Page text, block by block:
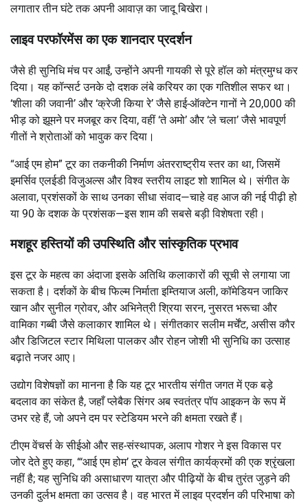
लगातार तीन घंटे तक अपनी आवाज़ का जादू बिखेरा।
लाइव परफॉरमेंस का एक शानदार प्रदर्शन
जैसे ही सुनिधि मंच पर आईं, उन्होंने अपनी गायकी से पूरे हॉल को मंत्रमुग्ध कर
दिया। यह कॉन्सर्ट उनके दो दशक लंबे करियर का एक गतिशील सफर था।
‘शीला की जवानी’ और ‘क्रेजी किया रे’ जैसे हाई-ऑक्टेन गानों ने 20,000 की
भीड़ को झूमने पर मजबूर कर दिया, वहीं ‘ते अमो’ और ‘ले चला’ जैसे भावपूर्ण
गीतों ने श्रोताओं को भावुक कर दिया।
“आई एम होम” टूर का तकनीकी निर्माण अंतरराष्ट्रीय स्तर का था, जिसमें
इमर्सिव एलईडी विजुअल्स और विश्व स्तरीय लाइट शो शामिल थे। संगीत के
अलावा, प्रशंसकों के साथ उनका सीधा संवाद—चाहे वह आज की नई पीढ़ी हो
या 90 के दशक के प्रशंसक—इस शाम की सबसे बड़ी विशेषता रही।
मशहूर हस्तियों की उपस्थिति और सांस्कृतिक प्रभाव
इस टूर के महत्व का अंदाजा इसके अतिथि कलाकारों की सूची से लगाया जा
सकता है। दर्शकों के बीच फिल्म निर्माता इम्तियाज अली, कॉमेडियन जाकिर
खान और सुनील ग्रोवर, और अभिनेत्री श्रिया सरन, नुसरत भरूचा और
वामिका गब्बी जैसे कलाकार शामिल थे। संगीतकार सलीम मर्चेंट, असीस कौर
और डिजिटल स्टार मिथिला पालकर और रोहन जोशी भी सुनिधि का उत्साह
बढ़ाते नजर आए।
उद्योग विशेषज्ञों का मानना ​​है कि यह टूर भारतीय संगीत जगत में एक बड़े
बदलाव का संकेत है, जहाँ प्लेबैक सिंगर अब स्वतंत्र पॉप आइकन के रूप में
उभर रहे हैं, जो अपने दम पर स्टेडियम भरने की क्षमता रखते हैं।
टीएम वेंचर्स के सीईओ और सह-संस्थापक, अलाप गोशर ने इस विकास पर
जोर देते हुए कहा, “‘आई एम होम’ टूर केवल संगीत कार्यक्रमों की एक श्रृंखला
नहीं है; यह सुनिधि की असाधारण यात्रा और पीढ़ियों के बीच तुरंत जुड़ने की
उनकी दुर्लभ क्षमता का उत्सव है। वह भारत में लाइव प्रदर्शन की परिभाषा को